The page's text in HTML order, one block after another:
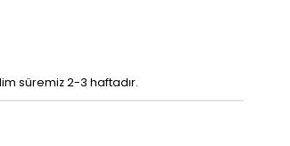
süremiz 2-3 haftadır.